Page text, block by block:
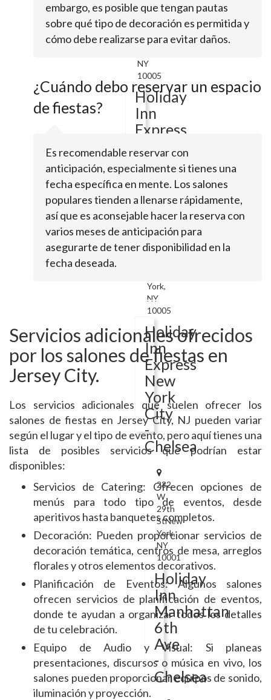
120
Water
StNew
NY
10005
Holiday
Inn
Express
York
City-
Wall
Street
126
York,
NY
10005
Holiday
Inn
Express
New
York
City
-
Chelsea
232
W
29th
StNew
York,
NY
10001
Holiday
Inn
Manhattan
6th
Ave
-
Chelsea
embargo, es posible que tengan pautas
sobre qué tipo de decoración es permitida y
cómo debe realizarse para evitar daños.
¿Cuándo debo reservar un espacio
de fiestas?
Es recomendable reservar con
anticipación, especialmente si tienes una
fecha específica en mente. Los salones
populares tienden a llenarse rápidamente,
así que es aconsejable hacer la reserva con
varios meses de anticipación para
asegurarte de tener disponibilidad en la
fecha deseada.
Servicios adicionales ofrecidos
por los salones de fiestas en
Jersey City.
Los servicios adicionales que suelen ofrecer los
salones de fiestas en Jersey City, NJ pueden variar
según el lugar y el tipo de evento, pero aquí tienes una
lista de posibles servicios que podrían estar
disponibles:
Servicios de Catering: Ofrecen opciones de
menús para todo tipo de eventos, desde
aperitivos hasta banquetes completos.
Decoración: Pueden proporcionar servicios de
decoración temática, centros de mesa, arreglos
florales y otros elementos decorativos.
Planificación de Eventos: Algunos salones
ofrecen servicios de planificación de eventos,
donde te ayudan a organizar todos los detalles
de tu celebración.
Equipo de Audio y Visual: Si planeas
presentaciones, discursos o música en vivo, los
salones pueden proporcionar equipos de sonido,
iluminación y proyección.